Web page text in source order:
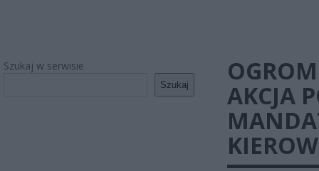
Szukaj w serwisie
Szukaj
AKCJA